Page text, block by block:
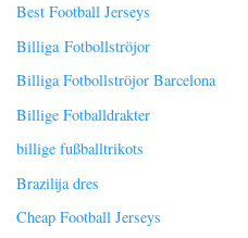
Best Football Jerseys
Billiga Fotbollströjor
Billiga Fotbollströjor Barcelona
Billige Fotballdrakter
billige fußballtrikots
Brazilija dres
Cheap Football Jerseys